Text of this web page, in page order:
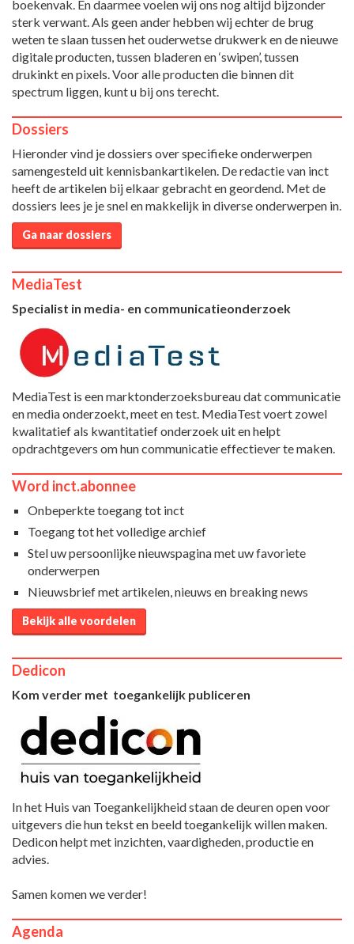
boekenvak. En daarmee voelen wij ons nog altijd bijzonder
sterk verwant. Als geen ander hebben wij echter de brug
weten te slaan tussen het ouderwetse drukwerk en de nieuwe
digitale producten, tussen bladeren en ‘swipen’, tussen
drukinkt en pixels. Voor alle producten die binnen dit
spectrum liggen, kunt u bij ons terecht.
Dossiers
Hieronder vind je dossiers over specifieke onderwerpen
samengesteld uit kennisbankartikelen. De redactie van inct
heeft de artikelen bij elkaar gebracht en geordend. Met de
dossiers lees je je snel en makkelijk in diverse onderwerpen in.
Ga naar dossiers
MediaTest
Specialist in media- en communicatieonderzoek
MediaTest is een marktonderzoeksbureau dat communicatie
en media onderzoekt, meet en test. MediaTest voert zowel
kwalitatief als kwantitatief onderzoek uit en helpt
opdrachtgevers om hun communicatie effectiever te maken.
Word inct.abonnee
Onbeperkte toegang tot inct
Toegang tot het volledige archief
Stel uw persoonlijke nieuwspagina met uw favoriete
onderwerpen
Nieuwsbrief met artikelen, nieuws en breaking news
Bekijk alle voordelen
Dedicon
Kom verder met toegankelijk publiceren
In het Huis van Toegankelijkheid staan de deuren open voor
uitgevers die hun tekst en beeld toegankelijk willen maken.
Dedicon helpt met inzichten, vaardigheden, productie en
advies.
Samen komen we verder!
Agenda